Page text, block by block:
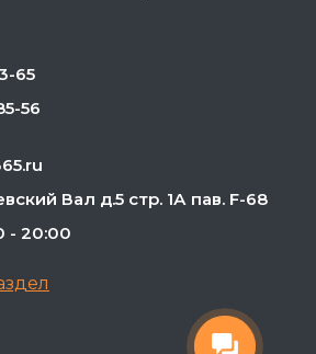
65
56
Вал д.5 стр. 1А пав. F-68
- 20:00